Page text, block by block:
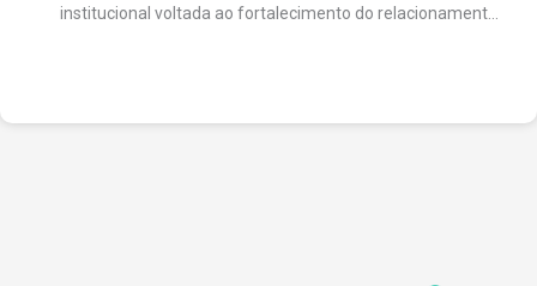
institucional voltada ao fortalecimento do relacionamento